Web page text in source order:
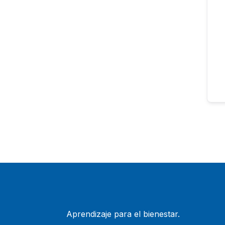
Aprendizaje para el bienestar.